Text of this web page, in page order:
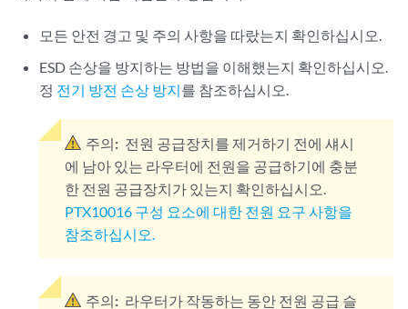
모든 안전 경고 및 주의 사항을 따랐는지 확인하십시오.
ESD 손상을 방지하는 방법을 이해했는지 확인하십시오.
정 전기 방전 손상 방지를 참조하십시오.
주의: 전원 공급장치를 제거하기 전에 섀시
에 남아 있는 라우터에 전원을 공급하기에 충분
한 전원 공급장치가 있는지 확인하십시오.
PTX10016 구성 요소에 대한 전원 요구 사항을
참조하십시오.
주의: 라우터가 작동하는 동안 전원 공급 슬